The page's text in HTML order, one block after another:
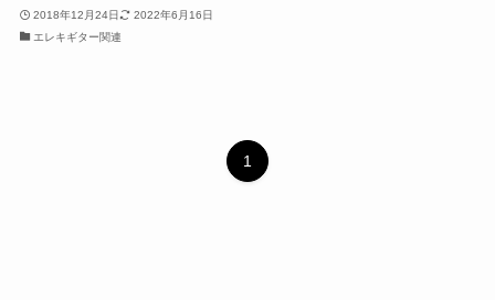
2018年12月24日
2022年6月16日
エレキギター関連
1